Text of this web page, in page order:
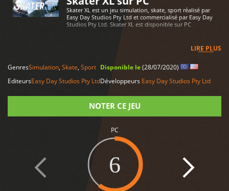
Skater XL est un jeu simulation, skate, sport réalisé par
Easy Day Studios Pty Ltd et commercialisé par Easy Day
Studios Pty Ltd. Skater XL est disponible sur PC
LIRE PLUS
GenresSimulation, Skate, Sport
EditeursEasy Day Studios Pty Ltd
Disponible le(28/07/2020)
Développeurs Easy Day Studios Pty Ltd
NOTER CE JEU
PC
6